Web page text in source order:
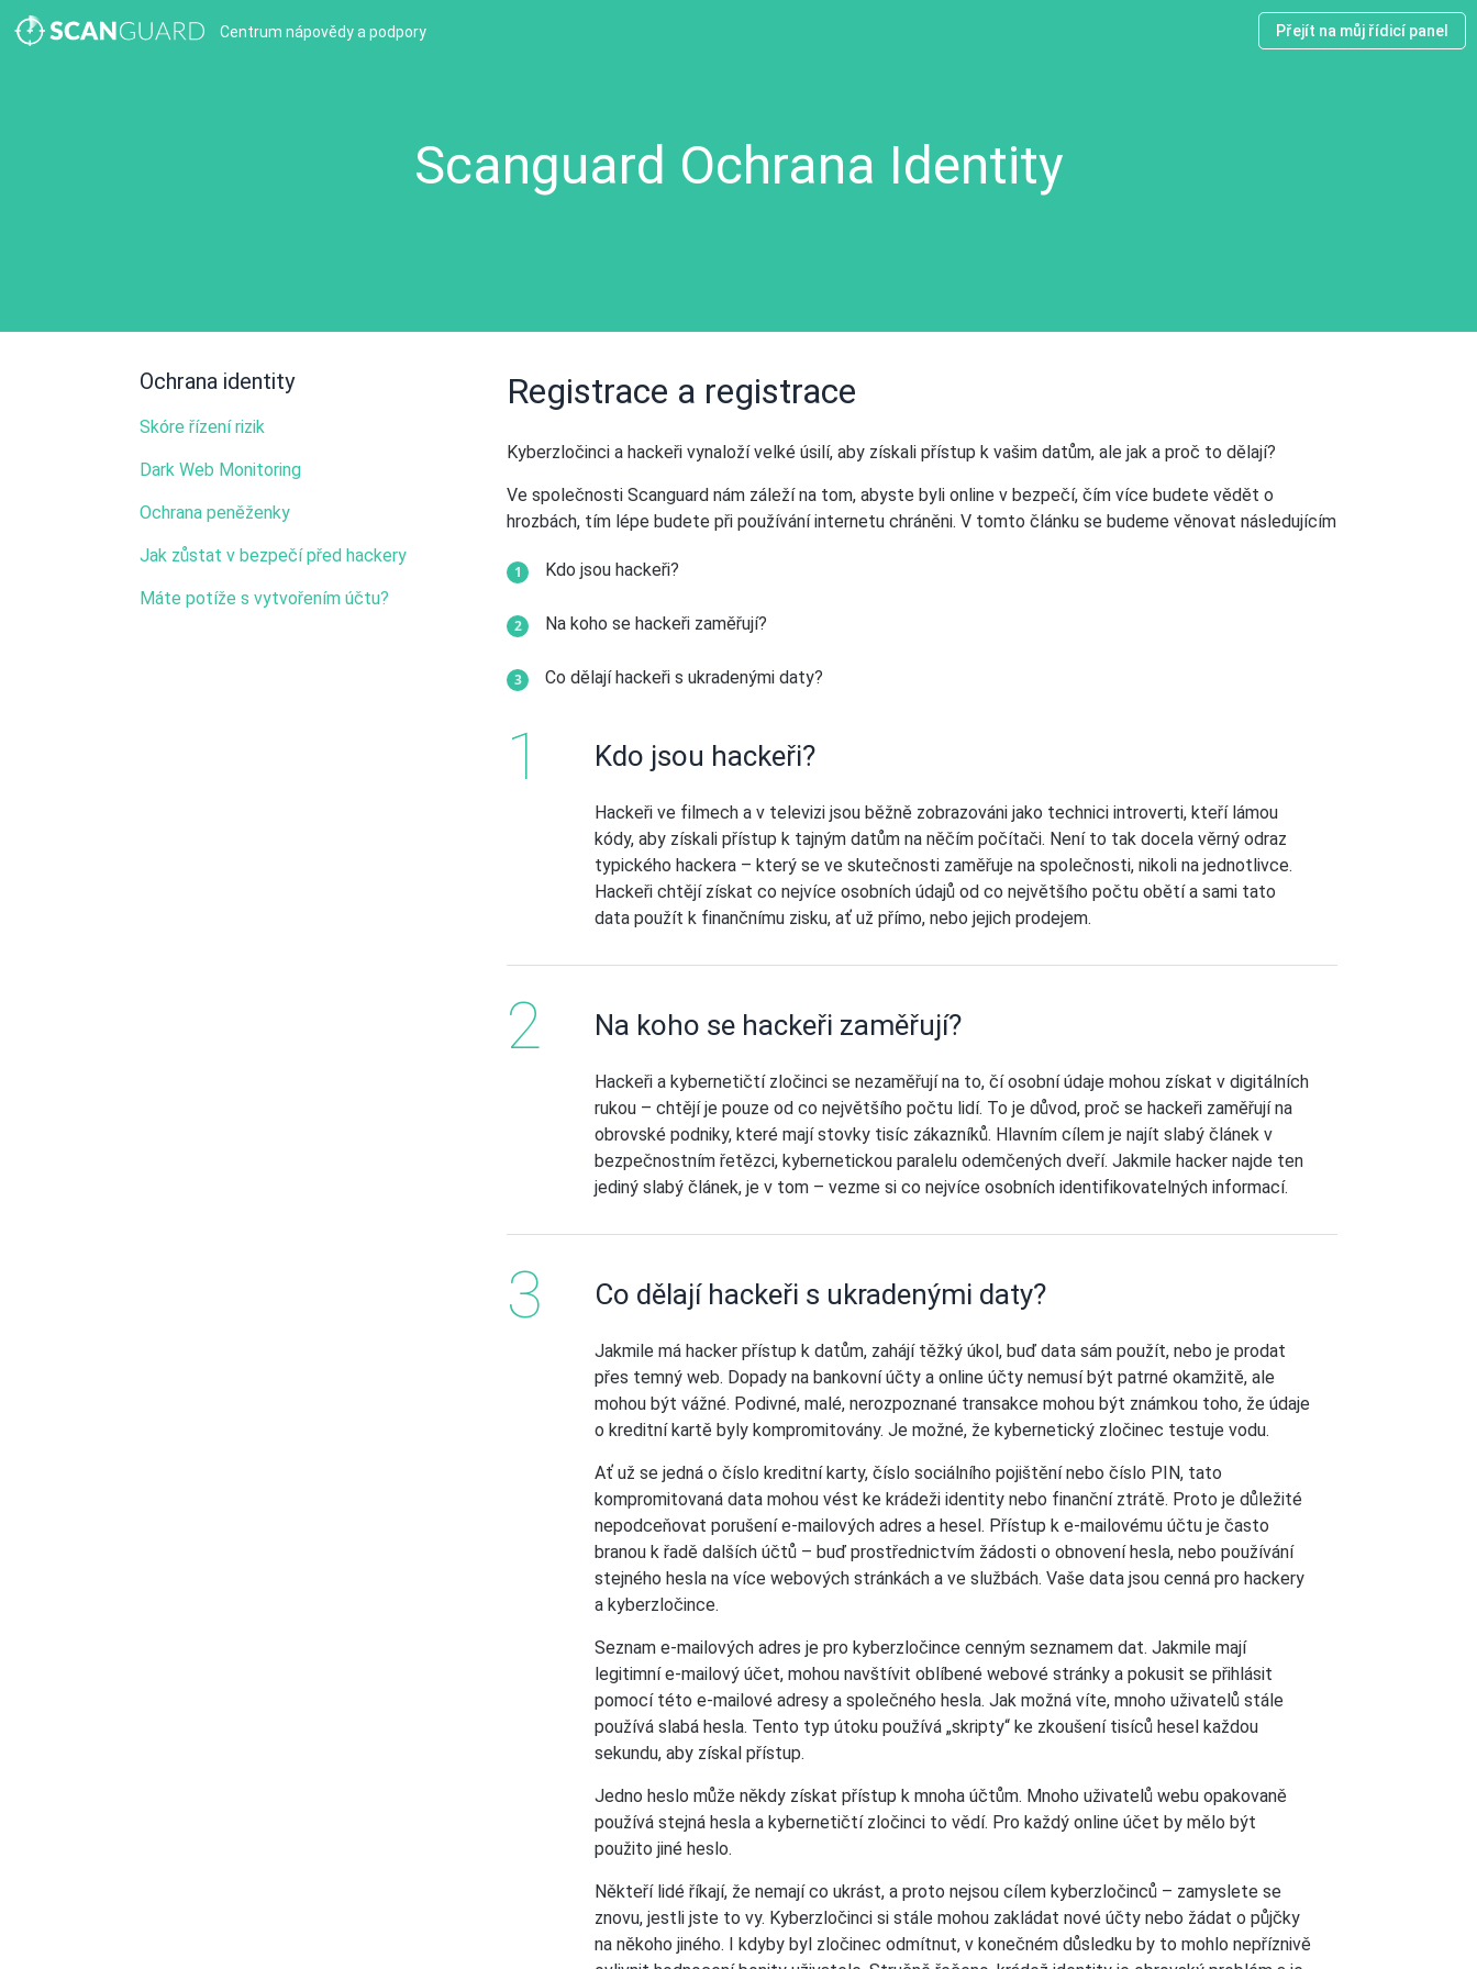
Centrum nápovědy a podpory Přejít na můj řídicí panel
Scanguard Ochrana Identity
Ochrana identity
Skóre řízení rizik
Dark Web Monitoring
Ochrana peněženky
Jak zůstat v bezpečí před hackery
Máte potíže s vytvořením účtu?
Registrace a registrace
Kyberzločinci a hackeři vynaloží velké úsilí, aby získali přístup k vašim datům, ale jak a proč to dělají?
Ve společnosti Scanguard nám záleží na tom, abyste byli online v bezpečí, čím více budete vědět o
hrozbách, tím lépe budete při používání internetu chráněni. V tomto článku se budeme věnovat následujícím
Kdo jsou hackeři?
Na koho se hackeři zaměřují?
Co dělají hackeři s ukradenými daty?
Kdo jsou hackeři?
Hackeři ve filmech a v televizi jsou běžně zobrazováni jako technici introverti, kteří lámou
kódy, aby získali přístup k tajným datům na něčím počítači. Není to tak docela věrný odraz
typického hackera – který se ve skutečnosti zaměřuje na společnosti, nikoli na jednotlivce.
Hackeři chtějí získat co nejvíce osobních údajů od co největšího počtu obětí a sami tato
data použít k finančnímu zisku, ať už přímo, nebo jejich prodejem.
Na koho se hackeři zaměřují?
Hackeři a kybernetičtí zločinci se nezaměřují na to, čí osobní údaje mohou získat v digitálních
rukou – chtějí je pouze od co největšího počtu lidí. To je důvod, proč se hackeři zaměřují na
obrovské podniky, které mají stovky tisíc zákazníků. Hlavním cílem je najít slabý článek v
bezpečnostním řetězci, kybernetickou paralelu odemčených dveří. Jakmile hacker najde ten
jediný slabý článek, je v tom – vezme si co nejvíce osobních identifikovatelných informací.
Co dělají hackeři s ukradenými daty?
Jakmile má hacker přístup k datům, zahájí těžký úkol, buď data sám použít, nebo je prodat
přes temný web. Dopady na bankovní účty a online účty nemusí být patrné okamžitě, ale
mohou být vážné. Podivné, malé, nerozpoznané transakce mohou být známkou toho, že údaje
o kreditní kartě byly kompromitovány. Je možné, že kybernetický zločinec testuje vodu.
Ať už se jedná o číslo kreditní karty, číslo sociálního pojištění nebo číslo PIN, tato
kompromitovaná data mohou vést ke krádeži identity nebo finanční ztrátě. Proto je důležité
nepodceňovat porušení e-mailových adres a hesel. Přístup k e-mailovému účtu je často
branou k řadě dalších účtů – buď prostřednictvím žádosti o obnovení hesla, nebo používání
stejného hesla na více webových stránkách a ve službách. Vaše data jsou cenná pro hackery
a kyberzločince.
Seznam e-mailových adres je pro kyberzločince cenným seznamem dat. Jakmile mají
legitimní e-mailový účet, mohou navštívit oblíbené webové stránky a pokusit se přihlásit
pomocí této e-mailové adresy a společného hesla. Jak možná víte, mnoho uživatelů stále
používá slabá hesla. Tento typ útoku používá „skripty“ ke zkoušení tisíců hesel každou
sekundu, aby získal přístup.
Jedno heslo může někdy získat přístup k mnoha účtům. Mnoho uživatelů webu opakovaně
používá stejná hesla a kybernetičtí zločinci to vědí. Pro každý online účet by mělo být
použito jiné heslo.
Někteří lidé říkají, že nemají co ukrást, a proto nejsou cílem kyberzločinců – zamyslete se
znovu, jestli jste to vy. Kyberzločinci si stále mohou zakládat nové účty nebo žádat o půjčky
na někoho jiného. I kdyby byl zločinec odmítnut, v konečném důsledku by to mohlo nepříznivě